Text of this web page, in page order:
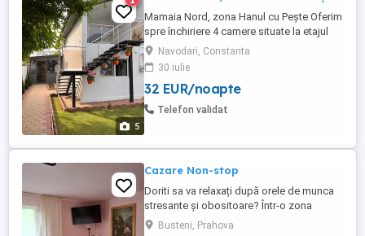
5
Mamaia Nord, zona Hanul cu Pește Oferim
spre închiriere 4 camere situate la etajul
unei vile, cu intrare separată, ideale pentru
un sejur liniștit la mare. Facilități: * Aer
condiționat * Baie * Intrare separată la etaj
* Zonă liniștită, aproape de plajă * Locație
excelentă în Mamaia Nord zona ...
Navodari, Constanta
30 iulie
32 EUR/noapte
Telefon validat
Cazare Non-stop
Doriti sa va relaxați după orele de munca
stresante și obositoare? Într-o zona
centrala dar liniștită va punem la
Busteni, Prahova